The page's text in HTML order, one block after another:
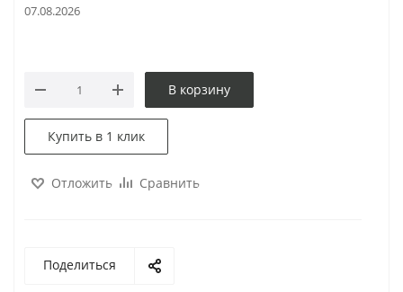
07.08.2026
В корзину
Купить в 1 клик
Отложить Сравнить
Поделиться